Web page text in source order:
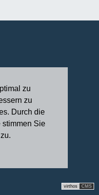
zu
zu
Durch die
stimmen Sie
virthos CMS